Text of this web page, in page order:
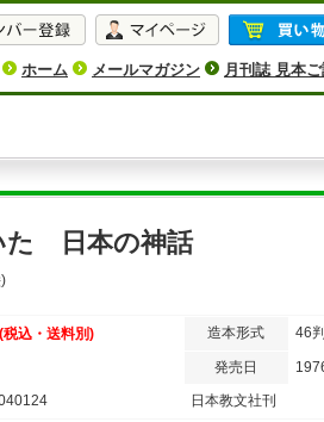
ホーム メールマガジン 月刊誌 見本
た 日本の神話
(税込・送料別) 造本形式 46判
発売日
日本教文社刊